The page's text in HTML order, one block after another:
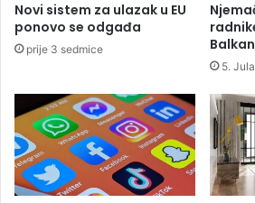
p
a
d
v
i
n
a
m
a
Novi sistem za ulazak u EU
ponovo se odgađa
prije 3 sedmice
5.